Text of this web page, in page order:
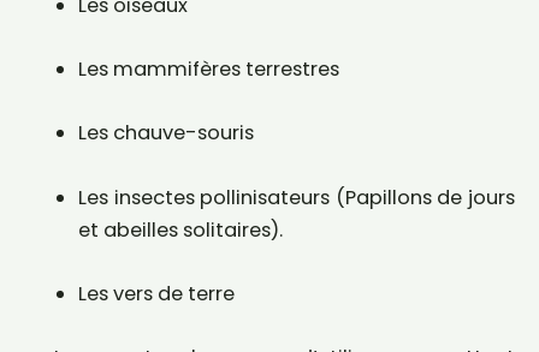
Les mammifères terrestres
Les chauve-souris
Les insectes pollinisateurs (Papillons de jours
et abeilles solitaires).
Les vers de terre